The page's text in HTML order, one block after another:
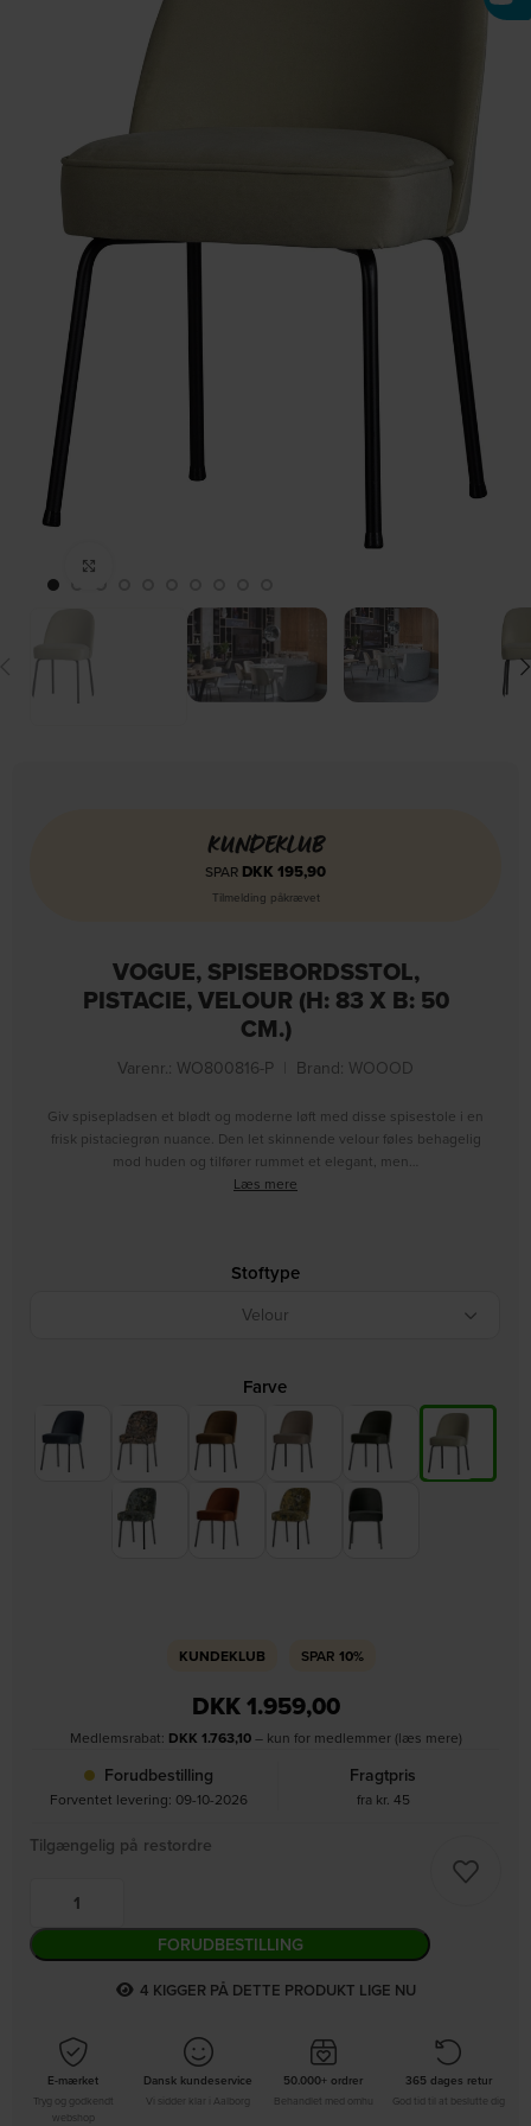
KUNDEKLUB
SPAR DKK 195,90
Tilmelding påkrævet
VOGUE, SPISEBORDSSTOL,
PISTACIE, VELOUR (H: 83 X B: 50
CM.)
Varenr.: WO800816-P Brand: WOOOD
Giv spisepladsen et blødt og moderne løft med disse spisestole i en
frisk pistaciegrøn nuance. Den let skinnende velour føles behagelig
mod huden og tilfører rummet et elegant, men…
Læs mere
Stoftype
Velour
Farve
KUNDEKLUB SPAR 10%
DKK1.959,00
Medlemsrabat: DKK 1.763,10– kun for medlemmer (læs mere)
Forudbestilling
Forventet levering: 09-10-2026
Fragtpris
fra kr. 45
Tilgængelig på restordre
FORUDBESTILLING
6 KIGGER PÅ DETTE PRODUKT LIGE NU
E-mærket
Tryg og godkendt
Dansk kundeservice
Vi sidder klar i Aalborg
50.000+ ordrer
Behandlet med omhu
365 dages retur
God tid til at beslutte dig